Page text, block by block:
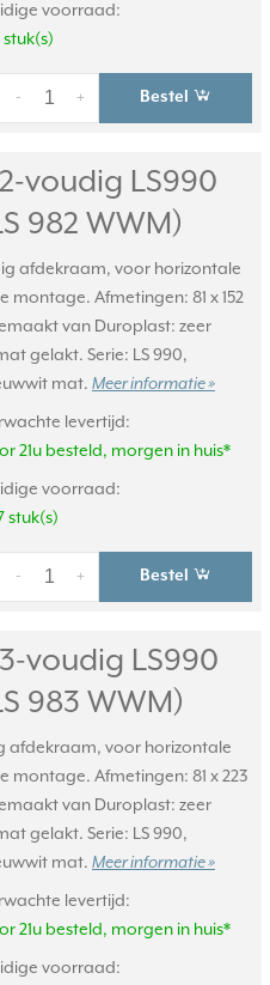
voorraad:
stuk(s)
+
- Bestel
voudig LS990
982 WWM)
afdekraam, voor horizontale
montage. Afmetingen: 81 x 152
van Duroplast: zeer
gelakt. Serie: LS 990,
mat. Meer informatie »
levertijd:
21u besteld, morgen in huis*
voorraad:
stuk(s)
+
- Bestel
voudig LS990
983 WWM)
afdekraam, voor horizontale
montage. Afmetingen: 81 x 223
van Duroplast: zeer
gelakt. Serie: LS 990,
mat. Meer informatie »
levertijd:
21u besteld, morgen in huis*
voorraad: